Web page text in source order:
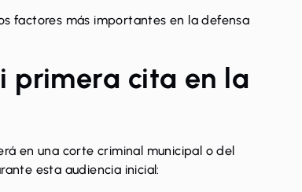
factores más importantes en la defensa
primera cita en la
en una corte criminal municipal o del
esta audiencia inicial: